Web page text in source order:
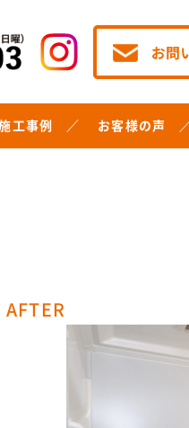
工事例 お客様の声
AFTER